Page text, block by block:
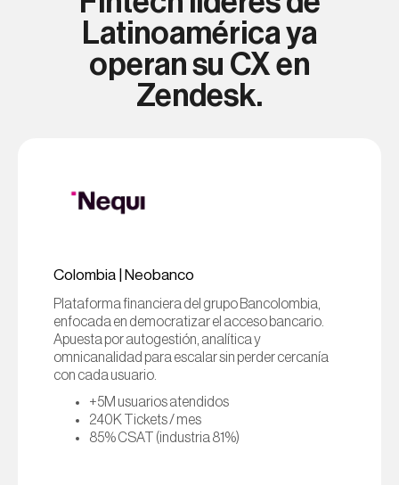
Latinoamérica ya
operan su CX en
Zendesk.
Colombia | Neobanco
Plataforma financiera del grupo Bancolombia,
enfocada en democratizar el acceso bancario.
Apuesta por autogestión, analítica y
omnicanalidad para escalar sin perder cercanía
con cada usuario.
+5M usuarios atendidos
240K Tickets / mes
85% CSAT (industria 81%)